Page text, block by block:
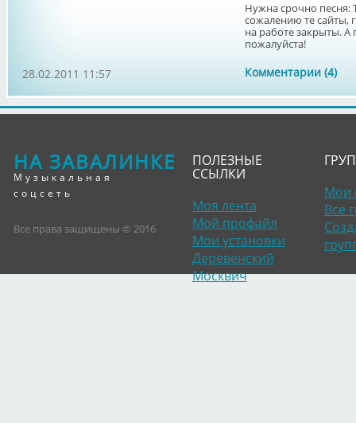
Нужна срочно песня:
сожалению те сайты,
на работе закрыты.
пожалуйста!
Комментарии (4)
28.02.2011 11:57
НА ЗАВАЛИНКЕ
Музыкальная
соцсеть
Все права защищены © 2016
ПОЛЕЗНЫЕ
ССЫЛКИ
Моя лента
Мой профайл
Мои установки
Деревенский
Москвич
Мои
Все